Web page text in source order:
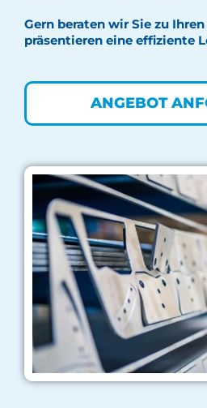
Gern beraten wir Sie zu
präsentieren eine effiziente
ANGEBOT